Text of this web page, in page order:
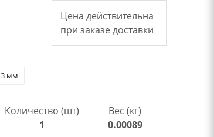
Цена действительна
при заказе доставки
3 мм
Количество (шт)
1
Вес (кг)
0.00089